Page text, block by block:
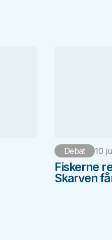
Debat 10
Fiskerne
Skarven